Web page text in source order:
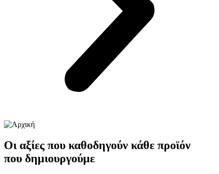
Οι αξίες που καθοδηγούν κάθε προϊόν
που δημιουργούμε